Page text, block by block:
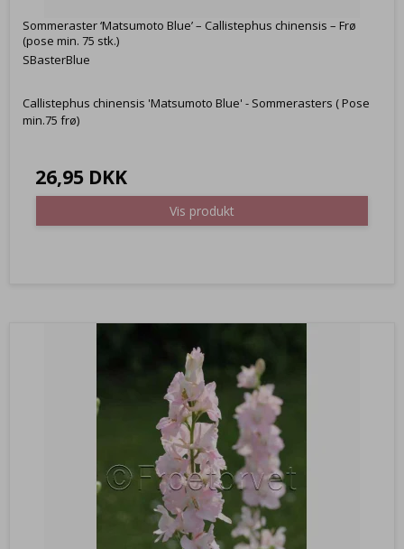
Sommeraster ‘Matsumoto Blue’ – Callistephus chinensis – Frø
(pose min. 75 stk.)
SBasterBlue
Callistephus chinensis 'Matsumoto Blue' - Sommerasters ( Pose
min.75 frø)
26,95 DKK
Vis produkt